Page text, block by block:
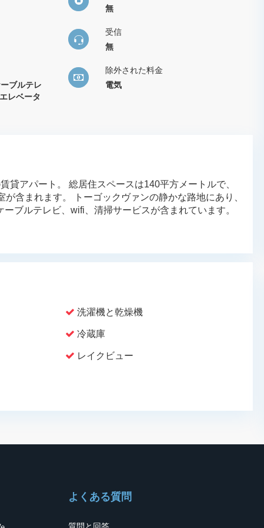
無
受信
無
ブルテレ
レベータ
除外された料金
電気
貸アパート。 総居住スペースは140平方メートルで、
含まれます。 トーゴックヴァンの静かな路地にあり、
ブルテレビ、wifi、清掃サービスが含まれています。
洗濯機と乾燥機
冷蔵庫
レイクビュー
よくある質問
質問と回答